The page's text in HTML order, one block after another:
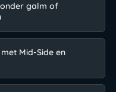
galm of
Mid-Side en